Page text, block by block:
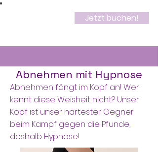
Jetzt buchen!
Abnehmen mit Hypnose
Abnehmen fängt im Kopf an! Wer
kennt diese Weisheit nicht? Unser
Kopf ist unser härtester Gegner
beim Kampf gegen die Pfunde,
deshalb Hypnose!